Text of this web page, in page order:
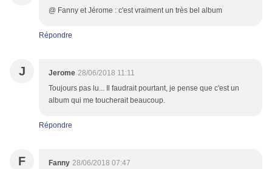
@ Fanny et Jérome : c'est vraiment un très bel album
Répondre
J Jerome 28/06/2018 11:11
Toujours pas lu... Il faudrait pourtant, je pense que c'est un
album qui me toucherait beaucoup.
Répondre
F Fanny 28/06/2018 07:47